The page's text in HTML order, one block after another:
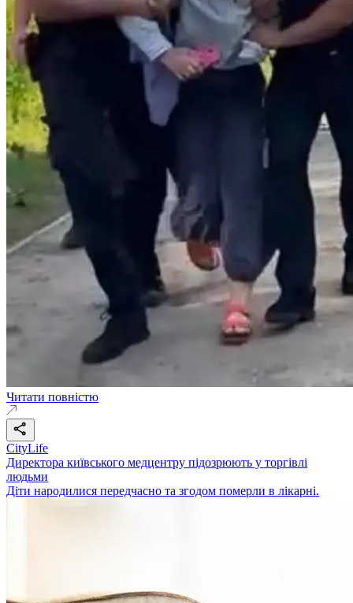
Читати повністю
CityLife
Директора київського медцентру підозрюють у торгівлі
людьми
Діти народилися передчасно та згодом померли в лікарні.